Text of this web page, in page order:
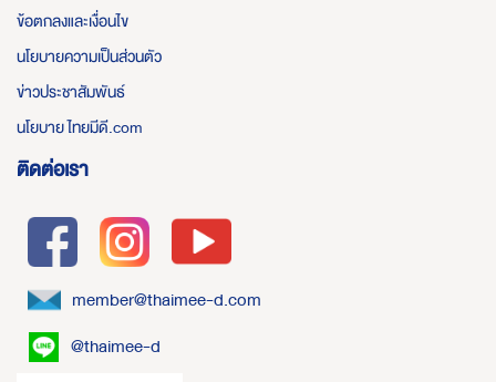
ข้อตกลงและเงื่อนไข
นโยบายความเป็นส่วนตัว
ข่าวประชาสัมพันธ์
นโยบาย ไทยมีดี.com
ติดต่อเรา
member@thaimee-d.com
@thaimee-d